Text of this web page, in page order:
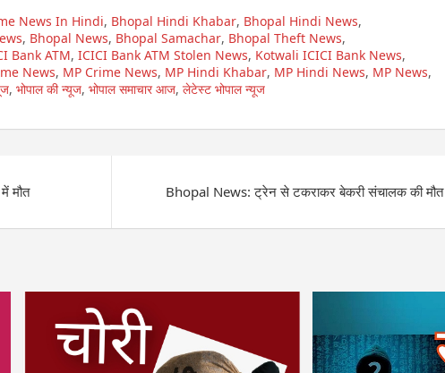
News In Hindi, Bhopal Hindi Khabar, Bhopal Hindi News,
, Bhopal News, Bhopal Samachar, Bhopal Theft News,
Bank ATM, ICICI Bank ATM Stolen News, Kotwali ICICI Bank News,
News, MP Crime News, MP Hindi Khabar, MP Hindi News, MP News,
, भोपाल की न्यूज, भोपाल समाचार आज, लेटेस्ट भोपाल न्यूज
मौत Bhopal News: ट्रेन से टकराकर बेकरी संचालक की मौत